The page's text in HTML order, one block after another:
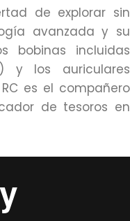
de explorar sin
avanzada y su
bobinas incluidas
y los auriculares
RC es el compañero
de tesoros en